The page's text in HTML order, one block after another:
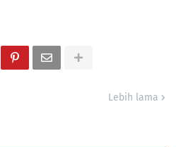
Lebih lama